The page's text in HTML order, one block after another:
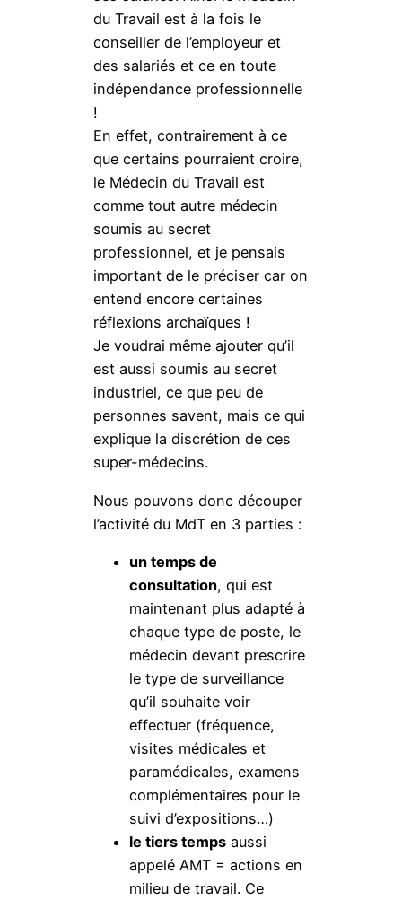
du Travail est à la fois le
conseiller de l’employeur et
des salariés et ce en toute
indépendance professionnelle
!
En effet, contrairement à ce
que certains pourraient croire,
le Médecin du Travail est
comme tout autre médecin
soumis au secret
professionnel, et je pensais
important de le préciser car on
entend encore certaines
réflexions archaïques !
Je voudrai même ajouter qu’il
est aussi soumis au secret
industriel, ce que peu de
personnes savent, mais ce qui
explique la discrétion de ces
super-médecins.
Nous pouvons donc découper
l’activité du MdT en 3 parties :
un temps de
consultation, qui est
maintenant plus adapté à
chaque type de poste, le
médecin devant prescrire
le type de surveillance
qu’il souhaite voir
effectuer (fréquence,
visites médicales et
paramédicales, examens
complémentaires pour le
suivi d’expositions…)
le tiers temps aussi
appelé AMT = actions en
milieu de travail. Ce